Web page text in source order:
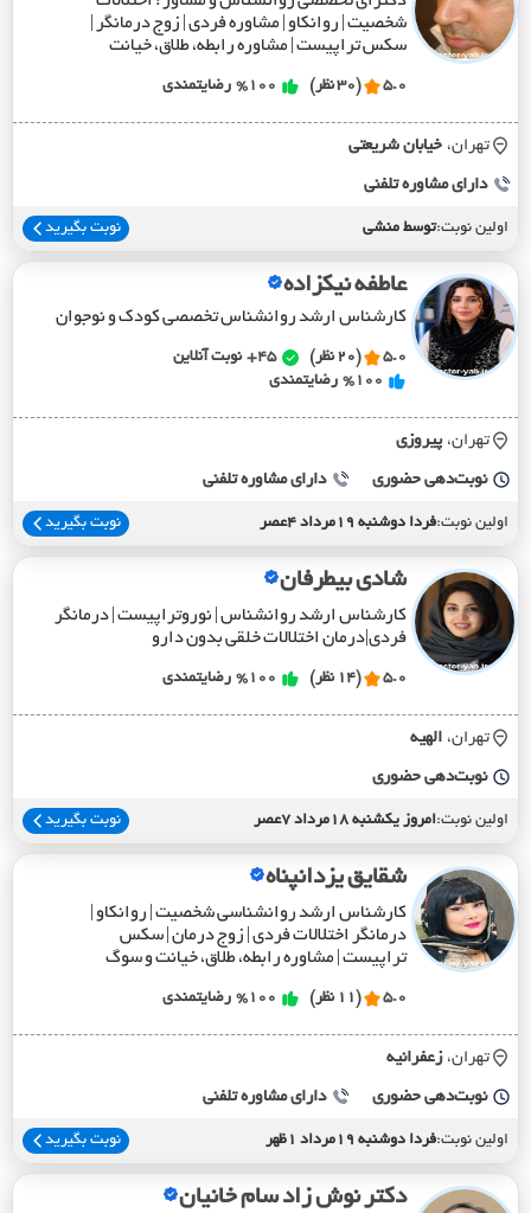
شخصیت | روانکاو | مشاوره فردی | زوج درمانگر |
سکس تراپیست | مشاوره رابطه، طلاق، خیانت
5.0 (30 نظر) %100 رضایتمندی
تهران، خيابان شريعتي
دارای مشاوره تلفنی
اولین نوبت:توسط منشی نوبت بگیرید
عاطفه نیکزاده
کارشناس ارشد روانشناس تخصصی کودک و نوجوان
5.0 (20 نظر) 45+
نوبت آنلاین
%100 رضایتمندی
تهران، پيروزي
نوبت‌دهی حضوری دارای مشاوره تلفنی
اولین نوبت:فردا دوشنبه 19مرداد 4عصر نوبت بگیرید
شادی بیطرفان
کارشناس ارشد روانشناس | نوروتراپیست | درمانگر
فردی|درمان اختلالات خلقی بدون دارو
5.0 (14 نظر) %100 رضایتمندی
تهران، الهيه
نوبت‌دهی حضوری
اولین نوبت:امروز یکشنبه 18مرداد 7عصر نوبت بگیرید
شقایق یزدانپناه
کارشناس ارشد روانشناسی شخصیت | روانکاو |
درمانگر اختلالات فردی | زوج درمان | سکس
تراپیست | مشاوره رابطه، طلاق، خیانت و سوگ
5.0 (11 نظر) %100 رضایتمندی
تهران، زعفرانيه
نوبت‌دهی حضوری دارای مشاوره تلفنی
اولین نوبت:فردا دوشنبه 19مرداد 1ظهر نوبت بگیرید
دکتر نوش زاد سام خانیان